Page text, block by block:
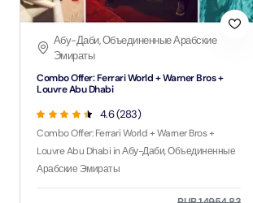
Абу-Даби, Объединенные Арабские
Эмираты
Combo Offer: Ferrari World + Warner Bros +
Louvre Abu Dhabi
4.6 (283)
Combo Offer: Ferrari World + Warner Bros +
Louvre Abu Dhabi in Абу-Даби, Объединенные
Арабские Эмираты